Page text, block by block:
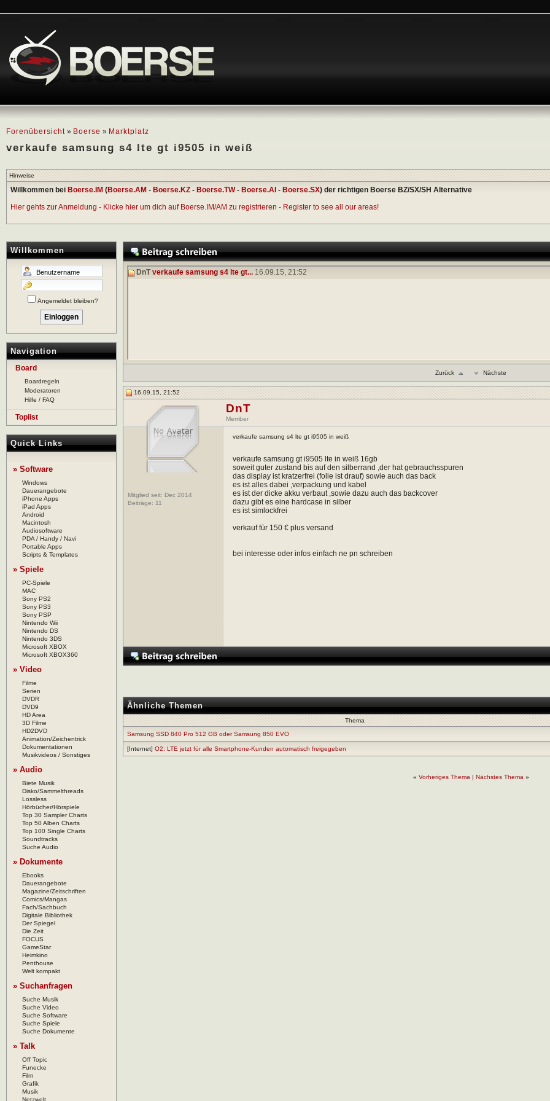
Forenübersicht » Boerse » Marktplatz
verkaufe samsung s4 lte gt i9505 in weiß
Hinweise
Willkommen bei Boerse.IM (Boerse.AM - Boerse.KZ - Boerse.TW- Boerse.AI - Boerse.SX) der richtigen Boerse BZ/SX/SH Alternative
Hier gehts zur Anmeldung - Klicke hier um dich auf Boerse.IM/AM zu registrieren - Register to see all our areas!
Willkommen
Angemeldet bleiben?
Navigation
Board
Boardregeln
Moderatoren
Hilfe / FAQ
Toplist
Quick Links
» Software
Windows
Dauerangebote
iPhone Apps
iPad Apps
Android
Macintosh
Audiosoftware
PDA / Handy / Navi
Portable Apps
Scripts & Templates
» Spiele
PC-Spiele
MAC
Sony PS2
Sony PS3
Sony PSP
Nintendo Wii
Nintendo DS
Nintendo 3DS
Microsoft XBOX
Microsoft XBOX360
» Video
Filme
Serien
DVDR
DVD9
HD Area
3D Filme
HD2DVD
Animation/Zeichentrick
Dokumentationen
Musikvideos / Sonstiges
» Audio
Biete Musik
Disko/Sammelthreads
Lossless
Hörbücher/Hörspiele
Top 30 Sampler Charts
Top 50 Alben Charts
Top 100 Single Charts
Soundtracks
Suche Audio
» Dokumente
Ebooks
Dauerangebote
Magazine/Zeitschriften
Comics/Mangas
Fach/Sachbuch
Digitale Bibliothek
Der Spiegel
Die Zeit
FOCUS
GameStar
Heimkino
Penthouse
Welt kompakt
» Suchanfragen
Suche Musik
Suche Video
Suche Software
Suche Spiele
Suche Dokumente
» Talk
Off Topic
Funecke
Film
Grafik
Musik
DnT verkaufe samsung s4 lte gt... 16.09.15, 21:52
Zurück Nächste
16.09.15, 21:52
Mitglied seit: Dec 2014
Beiträge: 11
DnT
Member
verkaufe samsung s4 lte gt i9505 in weiß
verkaufe samsung gt i9505 lte in weiß 16gb
soweit guter zustand bis auf den silberrand ,der hat gebrauchsspuren
das display ist kratzerfrei (folie ist drauf) sowie auch das back
es ist alles dabei ,verpackung und kabel
es ist der dicke akku verbaut ,sowie dazu auch das backcover
dazu gibt es eine hardcase in silber
es ist simlockfrei
verkauf für 150 € plus versand
bei interesse oder infos einfach ne pn schreiben
Ähnliche Themen
Thema
Samsung SSD 840 Pro 512 GB oder Samsung 850 EVO
[Internet] O2: LTE jetzt für alle Smartphone-Kunden automatisch freigegeben
« Vorheriges Thema| Nächstes Thema »